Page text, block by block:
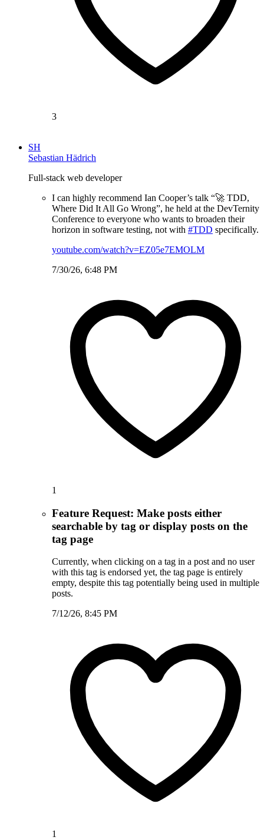
3
SH
Sebastian Hädrich
Full-stack web developer
I can highly recommend Ian Cooper’s talk “🚀 TDD,
Where Did It All Go Wrong”, he held at the DevTernity
Conference to everyone who wants to broaden their
horizon in software testing, not with #TDD specifically.
youtube.com/watch?v=EZ05e7EMOLM
7/30/26, 6:48 PM
1
Feature Request: Make posts either
searchable by tag or display posts on the
tag page
Currently, when clicking on a tag in a post and no user
with this tag is endorsed yet, the tag page is entirely
empty, despite this tag potentially being used in multiple
posts.
7/12/26, 8:45 PM
1